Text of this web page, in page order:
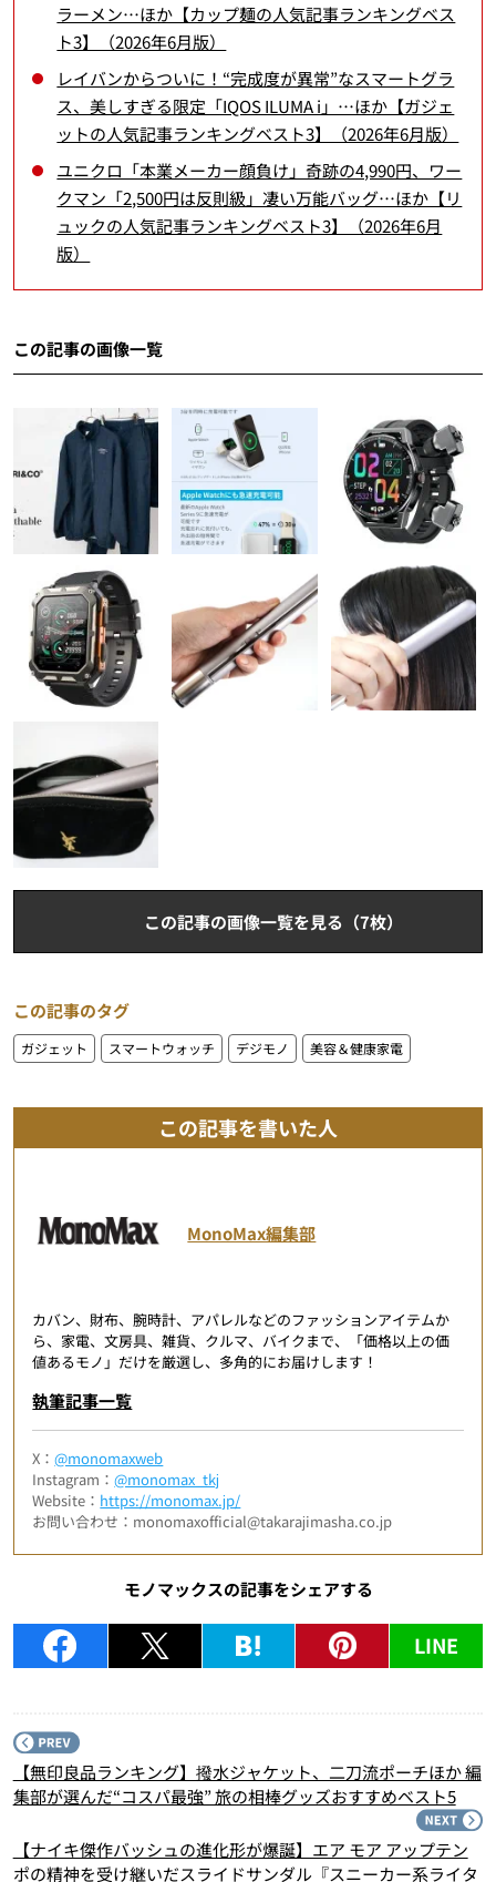
ラーメン…ほか【カップ麺の人気記事ランキングベス
ト3】（2026年6月版）
レイバンからついに！“完成度が異常”なスマートグラ
ス、美しすぎる限定「IQOS ILUMA i」…ほか【ガジェ
ットの人気記事ランキングベスト3】（2026年6月版）
ユニクロ「本業メーカー顔負け」奇跡の4,990円、ワー
クマン「2,500円は反則級」凄い万能バッグ…ほか【リ
ュックの人気記事ランキングベスト3】（2026年6月
版）
この記事の画像一覧
この記事の画像一覧を見る（7枚）
この記事のタグ
ガジェット スマートウォッチ デジモノ 美容＆健康家電
この記事を書いた人
MonoMax編集部
カバン、財布、腕時計、アパレルなどのファッションアイテムか
ら、家電、文房具、雑貨、クルマ、バイクまで、「価格以上の価
値あるモノ」だけを厳選し、多角的にお届けします！
執筆記事一覧
X：@monomaxweb
Instagram：@monomax_tkj
Website： https://monomax.jp/
お問い合わせ：monomaxofficial@takarajimasha.co.jp
モノマックスの記事をシェアする
LINE
【無印良品ランキング】撥水ジャケット、二刀流ポーチほか 編
集部が選んだ“コスパ最強” 旅の相棒グッズおすすめベスト5
【ナイキ傑作バッシュの進化形が爆誕】エア モア アップテン
ポの精神を受け継いだスライドサンダル『スニーカー系ライタ